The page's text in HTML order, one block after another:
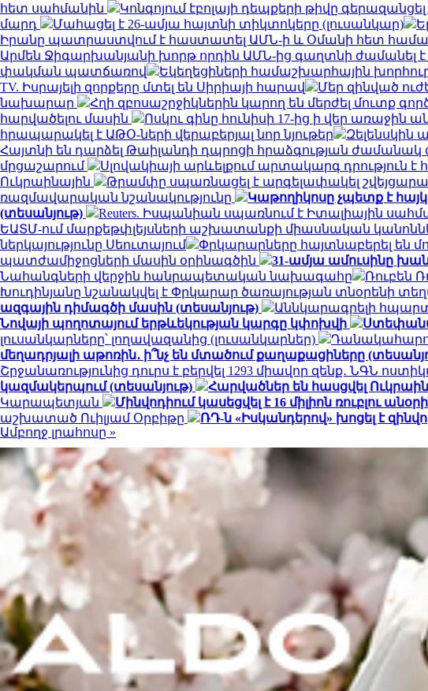
հետ սահմանին
Կոնգոյում էբոլայի դեպքերի թիվը գերազանցել
մարդ
Մահացել է 26-ամյա հայտնի տիկտոկերը (լուսանկար)
Իրանը պատրաստվում է հաստատել ԱՄՆ-ի և Օմանի հետ
Արմեն Ջիգարխանյանի խորթ որդին ԱՄՆ-ից գաղտնի ժամանել
փակման պատճառով
Եկեղեցիների համաշխարհային
TV. Իսրայելի զորքերը մտել են Սիրիայի հարավ
Մեր զինված
նախարար
Հղի զբոսաշրջիկներին կարող են մերժել մուտք
հարվածելու մասին
Ոսկու գինը հունիսի 17-ից ի վեր առաջին
հրապարակել է ԱԹՕ-ների վերաբերյալ նոր նյութեր
Զելենսկին
Հայտնի են դարձել Թաիլանդի դպրոցի հրաձգության
մրցաշարում
Սլովակիայի արևելքում արտակարգ դրություն
Ուկրաինային
Թրամփը սպառնացել է արգելափակել
ռազմավարական նշանակությունը
Կաթողիկոսը չպետք է
(տեսանյութ)
Reuters. Իսպանիան սպառնում է Իտալիային
ԵԱՏՄ-ում մարքեթփլեյսների աշխատանքի միասնական
ներկայությունը Սեուտայում
Փրկարարները հայտնաբերել են
պատժամիջոցների մասին օրինագծին
31-ամյա ամուսինը
Նահանգների վերջին հանրապետական ​​նախագահը
Ռուբեն
Խուդինյանը նշանակվել է Փրկարար ծառայության տնօրենի
ազգային դիմագծի մասին (տեսանյութ)
Աննկարագրելի
Նովայի պողոտայում երթևեկության կարգը կփոխվի
լուսանկարները՝ լողավազանից (լուսանկարներ)
մեղադրյալի աթոռին․ ի՞նչ են մտածում քաղաքացիները
Շրջանառությունից դուրս է բերվել 1293 միավոր զենք․ ՆԳՆ
կազմակերպում (տեսանյութ)
Հարվածներ են հասցվել
Կարապետյան
Մինվոդիում կասեցվել է 16 միլիոն ռուբլու
աշխատած Ուիլյամ Օրբիթը
ՌԴ-ն «Իսկանդերով» խոցել է
Ամբողջ լրահոսը »